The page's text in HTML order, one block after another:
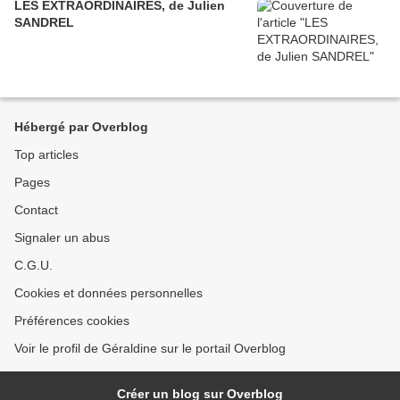
LES EXTRAORDINAIRES, de Julien
SANDREL
Hébergé par Overblog
Top articles
Pages
Contact
Signaler un abus
C.G.U.
Cookies et données personnelles
Préférences cookies
Voir le profil de Géraldine sur le portail Overblog
Créer un blog sur Overblog